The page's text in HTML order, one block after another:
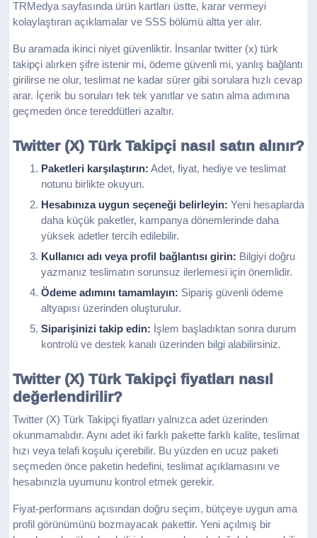
TRMedya sayfasında ürün kartları üstte, karar vermeyi
kolaylaştıran açıklamalar ve SSS bölümü altta yer alır.
Bu aramada ikinci niyet güvenliktir. İnsanlar twitter (x) türk
takipçi alırken şifre istenir mi, ödeme güvenli mi, yanlış bağlantı
girilirse ne olur, teslimat ne kadar sürer gibi sorulara hızlı cevap
arar. İçerik bu soruları tek tek yanıtlar ve satın alma adımına
geçmeden önce tereddütleri azaltır.
Twitter (X) Türk Takipçi nasıl satın alınır?
Paketleri karşılaştırın: Adet, fiyat, hediye ve teslimat
notunu birlikte okuyun.
Hesabınıza uygun seçeneği belirleyin: Yeni hesaplarda
daha küçük paketler, kampanya dönemlerinde daha
yüksek adetler tercih edilebilir.
Kullanıcı adı veya profil bağlantısı girin: Bilgiyi doğru
yazmanız teslimatın sorunsuz ilerlemesi için önemlidir.
Ödeme adımını tamamlayın: Sipariş güvenli ödeme
altyapısı üzerinden oluşturulur.
Siparişinizi takip edin: İşlem başladıktan sonra durum
kontrolü ve destek kanalı üzerinden bilgi alabilirsiniz.
Twitter (X) Türk Takipçi fiyatları nasıl
değerlendirilir?
Twitter (X) Türk Takipçi fiyatları yalnızca adet üzerinden
okunmamalıdır. Aynı adet iki farklı pakette farklı kalite, teslimat
hızı veya telafi koşulu içerebilir. Bu yüzden en ucuz paketi
seçmeden önce paketin hedefini, teslimat açıklamasını ve
hesabınızla uyumunu kontrol etmek gerekir.
Fiyat-performans açısından doğru seçim, bütçeye uygun ama
profil görünümünü bozmayacak pakettir. Yeni açılmış bir